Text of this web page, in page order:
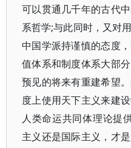
可以贯通几千年的古代
系哲学;与此同时，又对
中国学派持谨慎的态度
值体系和制度体系大部
预见的将来有重建希望
度上使用天下主义来建
人类命运共同体理论提
主义还是国际主义，才